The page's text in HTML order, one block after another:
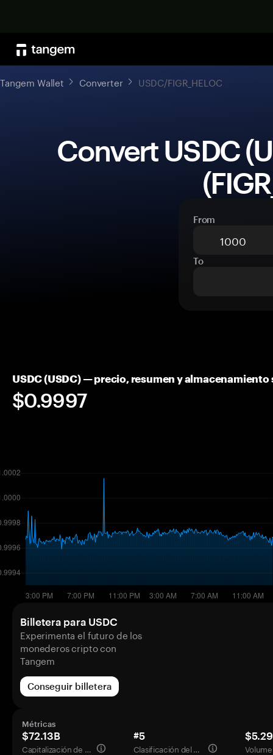
Tangem Wallet Converter USDC/FIGR_HELOC
From
To
USDC (USDC) — precio, resumen y almacenamiento
$0.9997
Billetera para USDC
Experimenta el futuro de los
monederos cripto con
Tangem
Conseguir billetera
Métricas
$72.13B
Capitalización de mercado
#5
Clasificación del mercado